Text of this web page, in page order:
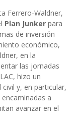
Ferrero-Waldner,
Plan Junker para
de inversión
económico,
en la
las jornadas
hizo un
y, en particular,
a
avanzar en el